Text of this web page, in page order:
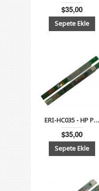
$35,00
ERI-HC035 - HP Pavilion DV2000, Presario V3000, Acer Aspire 3020, 3610, 3620, 5020, TravelMate 2420, 4400 Serisi Lcd İnverter Board 14.1"WS
$35,00